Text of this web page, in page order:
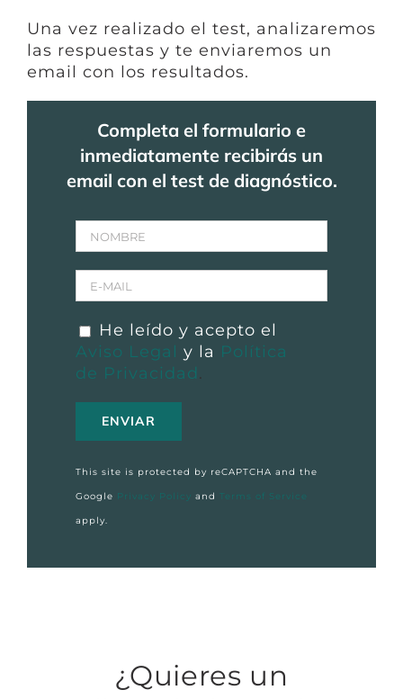
Una vez realizado el test, analizaremos
las respuestas y te enviaremos un
email con los resultados.
Completa el formulario e
inmediatamente recibirás un
email con el test de diagnóstico.
He leído y acepto el
Aviso Legal
y la Política
de Privacidad.
This site is protected by reCAPTCHA and the
Google Privacy Policy and Terms of Service
apply.
¿Quieres un